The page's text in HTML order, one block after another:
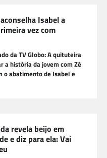
Isabel a
vez com
da TV Globo: A quituteira
a história da jovem com Zé
o abatimento de Isabel e
revela beijo em
e diz para ela: Vai